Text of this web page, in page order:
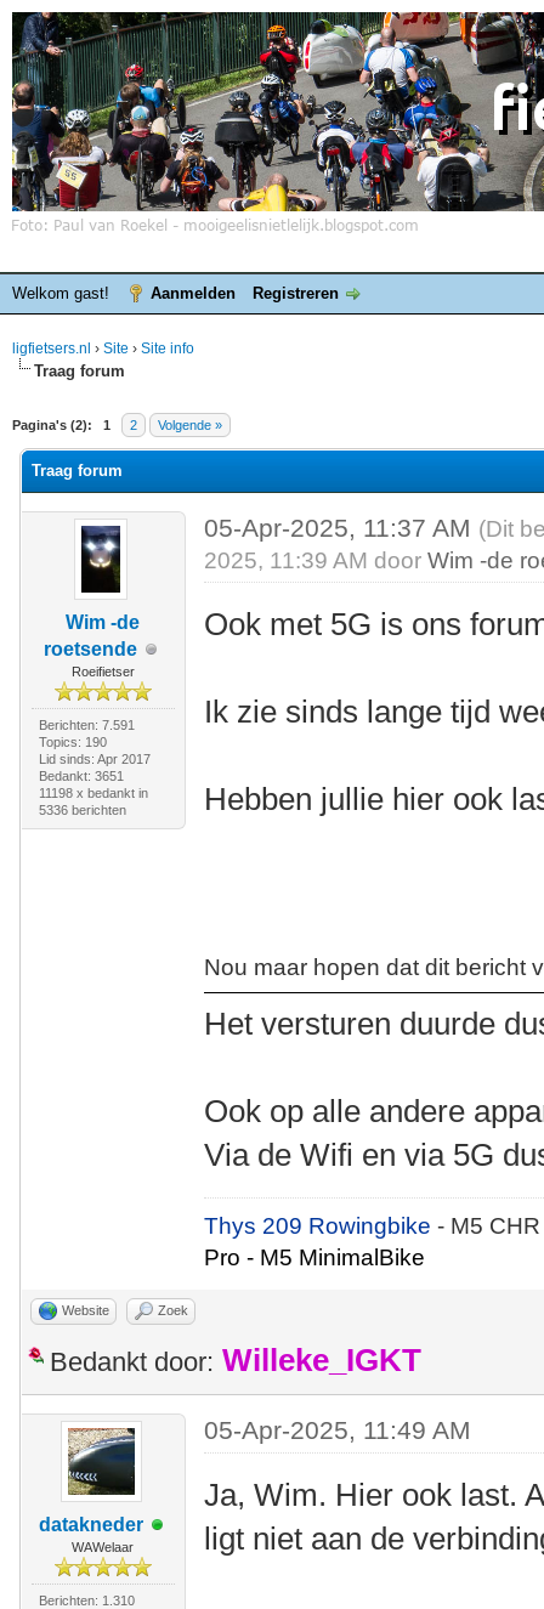
Welkom gast! Aanmelden Registreren
ligfietsers.nl › Site › Site info
Traag forum
Pagina's (2): 1 2 Volgende »
waardering is 0
Traag forum
Wim -de
roetsende
Roeifietser
Berichten: 7.591
Topics: 190
Lid sinds: Apr 2017
Bedankt: 3651
11198 x bedankt in
5336 berichten
05-Apr-2025, 11:37 AM (Dit
2025, 11:39 AM doorWim -de
Ook met 5G is ons
Ik zie sinds lange tijd
Hebben jullie hier ook
Nou maar hopen dat dit
Het versturen duurde
Ook op alle andere
Via de Wifi en via 5G
Thys 209 Rowingbike- M5
Pro - M5 MinimalBike
Website Zoek
Bedankt door: Willeke_IGKT
datakneder
WAWelaar
Berichten: 1.310
05-Apr-2025, 11:49 AM
Ja, Wim. Hier ook last.
ligt niet aan de